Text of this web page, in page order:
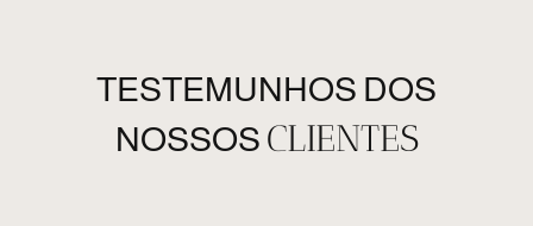
TESTEMUNHOS DOS
NOSSOS CLIENTES